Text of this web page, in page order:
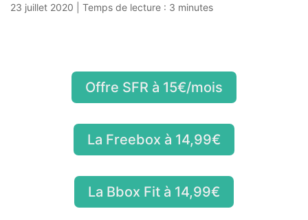
23 juillet 2020 Temps de lecture : 3 minutes
Offre SFR à 15€/mois
La Freebox à 14,99€
La Bbox Fit à 14,99€